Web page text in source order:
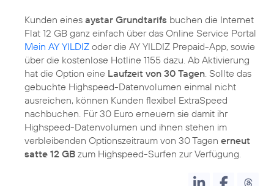
Kunden eines aystar Grundtarifs buchen die Internet
Flat 12 GB ganz einfach über das Online Service Portal
Mein AY YILDIZ oder die AY YILDIZ Prepaid-App, sowie
über die kostenlose Hotline 1155 dazu. Ab Aktivierung
hat die Option eine Laufzeit von 30 Tagen. Sollte das
gebuchte Highspeed-Datenvolumen einmal nicht
ausreichen, können Kunden flexibel ExtraSpeed
nachbuchen. Für 30 Euro erneuern sie damit ihr
Highspeed-Datenvolumen und ihnen stehen im
verbleibenden Optionszeitraum von 30 Tagen erneut
satte 12 GB zum Highspeed-Surfen zur Verfügung.